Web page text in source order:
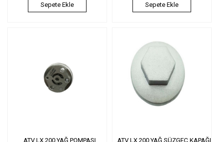
Sepete Ekle Sepete Ekle
ATV LX 200 YAĞ POMPASI ATV LX 200 YAĞ SÜZGEÇ KAPAĞI